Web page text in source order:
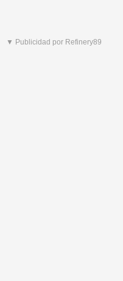
▼ Publicidad por Refinery89